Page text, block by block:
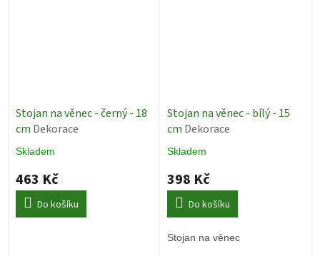
Stojan na věnec - černý - 18
cm Dekorace
Skladem
463 Kč
Do košíku
Stojan na věnec - bílý - 15
cm Dekorace
Skladem
398 Kč
Do košíku
Stojan na věnec